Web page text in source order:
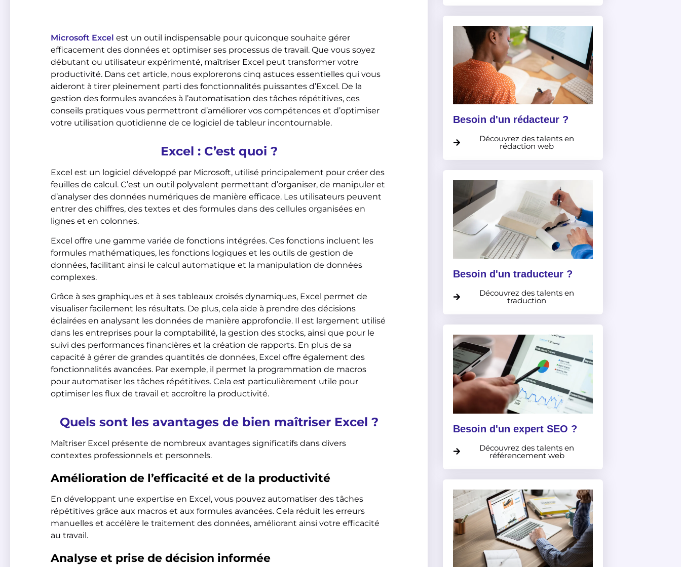
Microsoft Excel est un outil indispensable pour quiconque souhaite gérer
efficacement des données et optimiser ses processus de travail. Que vous soyez
débutant ou utilisateur expérimenté, maîtriser Excel peut transformer votre
productivité. Dans cet article, nous explorerons cinq astuces essentielles qui vous
aideront à tirer pleinement parti des fonctionnalités puissantes d’Excel. De la
gestion des formules avancées à l’automatisation des tâches répétitives, ces
conseils pratiques vous permettront d’améliorer vos compétences et d’optimiser
votre utilisation quotidienne de ce logiciel de tableur incontournable.
Excel : C’est quoi ?
Excel est un logiciel développé par Microsoft, utilisé principalement pour créer des
feuilles de calcul. C’est un outil polyvalent permettant d’organiser, de manipuler et
d’analyser des données numériques de manière efficace. Les utilisateurs peuvent
entrer des chiffres, des textes et des formules dans des cellules organisées en
lignes et en colonnes.
Excel offre une gamme variée de fonctions intégrées. Ces fonctions incluent les
formules mathématiques, les fonctions logiques et les outils de gestion de
données, facilitant ainsi le calcul automatique et la manipulation de données
complexes.
Grâce à ses graphiques et à ses tableaux croisés dynamiques, Excel permet de
visualiser facilement les résultats. De plus, cela aide à prendre des décisions
éclairées en analysant les données de manière approfondie. Il est largement utilisé
dans les entreprises pour la comptabilité, la gestion des stocks, ainsi que pour le
suivi des performances financières et la création de rapports. En plus de sa
capacité à gérer de grandes quantités de données, Excel offre également des
fonctionnalités avancées. Par exemple, il permet la programmation de macros
pour automatiser les tâches répétitives. Cela est particulièrement utile pour
optimiser les flux de travail et accroître la productivité.
Quels sont les avantages de bien maîtriser Excel ?
Maîtriser Excel présente de nombreux avantages significatifs dans divers
contextes professionnels et personnels.
Amélioration de l’efficacité et de la productivité
En développant une expertise en Excel, vous pouvez automatiser des tâches
répétitives grâce aux macros et aux formules avancées. Cela réduit les erreurs
manuelles et accélère le traitement des données, améliorant ainsi votre efficacité
au travail.
Analyse et prise de décision informée
Besoin d'un rédacteur ?
Découvrez des talents en
rédaction web
Besoin d'un traducteur ?
Découvrez des talents en
traduction
Besoin d'un expert SEO ?
Découvrez des talents en
référencement web